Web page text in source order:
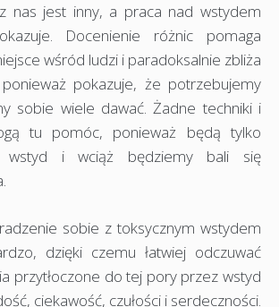
nas jest inny, a praca nad wstydem
Docenienie różnic pomaga
wśród ludzi i paradoksalnie zbliża
pokazuje, że potrzebujemy
sobie wiele dawać. Żadne techniki i
tu pomóc, ponieważ będą tylko
wstyd i wciąż będziemy bali się
sobie z toksycznym wstydem
dzięki czemu łatwiej odczuwać
przytłoczone do tej pory przez wstyd
ciekawość, czułości i serdeczności.